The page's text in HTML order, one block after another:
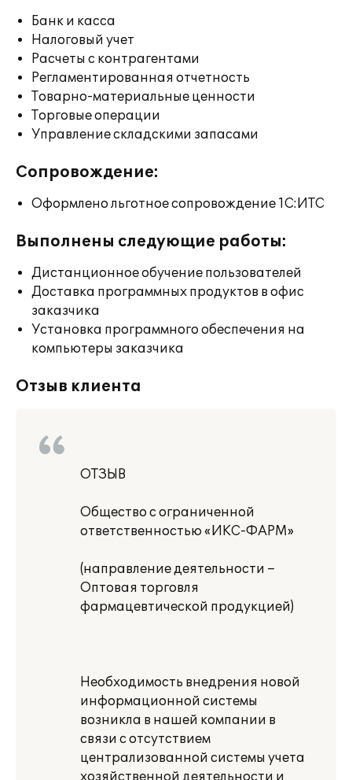
Банк и касса
Налоговый учет
Расчеты с контрагентами
Регламентированная отчетность
Товарно-материальные ценности
Торговые операции
Управление складскими запасами
Сопровождение:
Оформлено льготное сопровождение 1С:ИТС
Выполнены следующие работы:
Дистанционное обучение пользователей
Доставка программных продуктов в офис
заказчика
Установка программного обеспечения на
компьютеры заказчика
Отзыв клиента
ОТЗЫВ
Общество с ограниченной
ответственностью «ИКС-ФАРМ»
(направление деятельности –
Оптовая торговля
фармацевтической продукцией)
Необходимость внедрения новой
информационной системы
возникла в нашей компании в
связи с отсутствием
централизованной системы учета
хозяйственной деятельности и